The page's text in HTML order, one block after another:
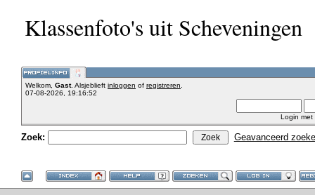
Klassenfoto's uit Scheveningen
Welkom, Gast. Alsjeblieft inloggen of registreren
07-08-2026, 19:16:52
Login met
Zoek: Geavanceerd